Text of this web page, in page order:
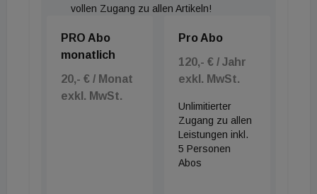
wesentliche Rolle. 180.000 Pflegekräfte werden bis
2030 laut Hochrechnungen in Pflegeeinrichtungen
und Krankenhäusern fehlen.
vollen Zugang zu allen Artikeln!
PRO Abo
monatlich
20,- € / Monat
exkl. MwSt.
Pro Abo
120,- € / Jahr
exkl. MwSt.
Unlimitierter
Zugang zu allen
Leistungen inkl.
5 Personen
Abos